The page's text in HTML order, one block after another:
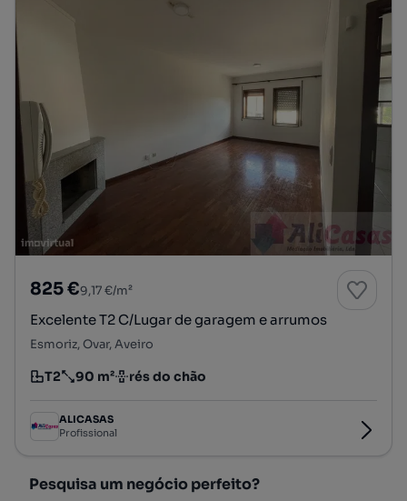
825 €9,17 €/m²
Excelente T2 C/Lugar de garagem e arrumos
Esmoriz, Ovar, Aveiro
Tipologia
T2
Preço por metro quadrado
90 m²
Andar rés do chão
ALICASAS
Profissional
Pesquisa um negócio perfeito?